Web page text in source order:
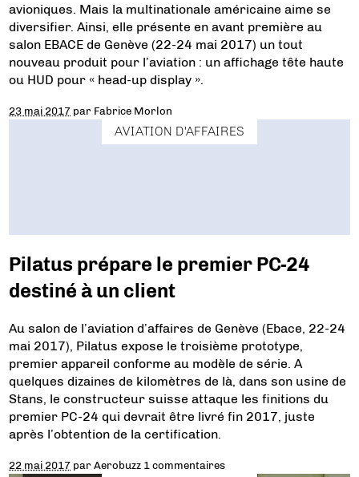
avioniques. Mais la multinationale américaine aime se
diversifier. Ainsi, elle présente en avant première au
salon EBACE de Genève (22-24 mai 2017) un tout
nouveau produit pour l’aviation : un affichage tête haute
ou HUD pour « head-up display ».
23 mai 2017 par Fabrice Morlon
AVIATION D'AFFAIRES
Pilatus prépare le premier PC-24
destiné à un client
Au salon de l’aviation d’affaires de Genève (Ebace, 22-24
mai 2017), Pilatus expose le troisième prototype,
premier appareil conforme au modèle de série. A
quelques dizaines de kilomètres de là, dans son usine de
Stans, le constructeur suisse attaque les finitions du
premier PC-24 qui devrait être livré fin 2017, juste
après l’obtention de la certification.
22 mai 2017 parAerobuzz 1 commentaires